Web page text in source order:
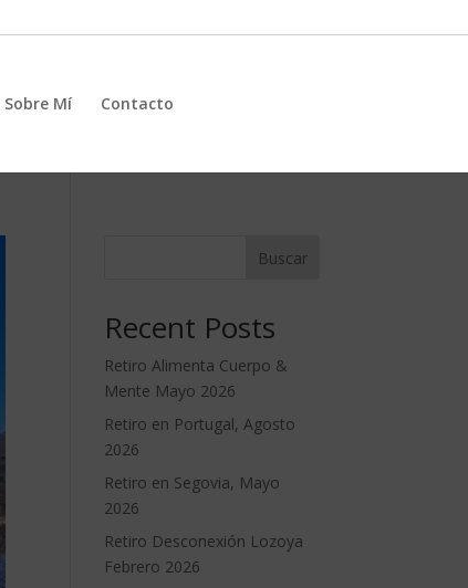
Sobre Mí Contacto
Buscar
Recent Posts
Retiro Alimenta Cuerpo &
Mente Mayo 2026
Retiro en Portugal, Agosto
2026
Retiro en Segovia, Mayo
2026
Retiro Desconexión Lozoya
Febrero 2026